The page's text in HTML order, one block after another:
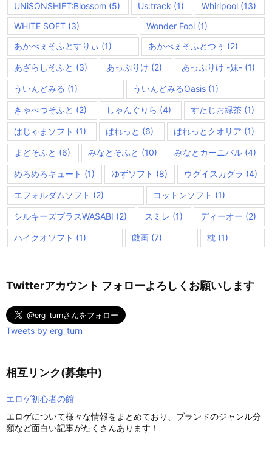
UNiSONSHIFT:Blossom (5) Us:track (1) Whirlpool (13)
WHITE SOFT (3) Wonder Fool(1)
あかべぇそふとすりぃ (1) あかべぇそふとつぅ (2)
あざらしそふと (3) あっぷりけ (2) あっぷりけ -妹-(1)
ういんどみる (1) ういんどみるOasis (1)
きゃべつそふと (2) しゃんぐりら (4) すたじお緑茶 (1)
ぱじゃまソフト (1) ぱれっと (6) ぱれっとクオリア (1)
まどそふと (6) みなとそふと (10) みなとカーニバル (4)
めろめろキュート (1) ゆずソフト (8) ウグイスカグラ (4)
エフォルダムソフト (2) コットンソフト (1)
シルキーズプラスWASABI (2) スミレ (1) ディーオー (2)
ハイクオソフト (1) 戯画(7) 枕 (1)
Twitterアカウント フォローよろしくお願いします
Tweets by erg_turn
相互リンク(募集中)
エロゲ初心者の館
エロゲについて様々な情報をまとめており、ブランドのジャンル分
類など面白い記事がたくさんあります！